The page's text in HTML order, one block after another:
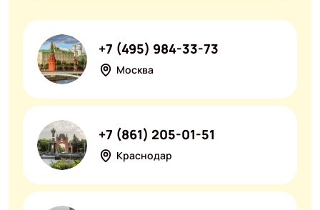
Москва
+7 (495) 984-33-73
Краснодар
+7 (861) 205-01-51